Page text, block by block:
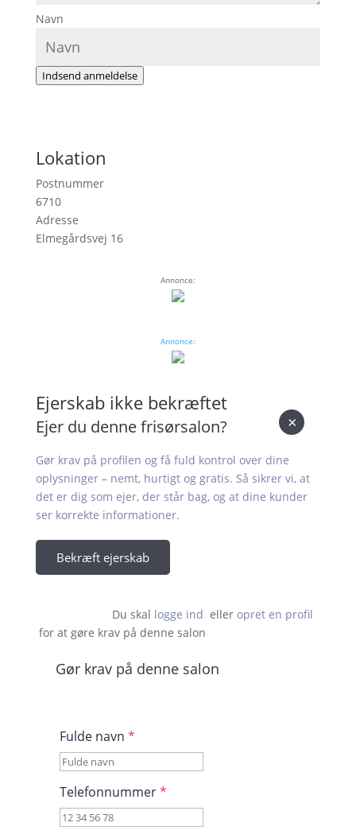
Navn
Indsend anmeldelse
Lokation
Postnummer
6710
Adresse
Elmegårdsvej 16
Annonce:
Annonce:
Ejerskab ikke bekræftet
Ejer du denne frisørsalon?
Gør krav på profilen og få fuld kontrol over dine
oplysninger – nemt, hurtigt og gratis. Så sikrer vi, at
det er dig som ejer, der står bag, og at dine kunder
ser korrekte informationer.
Bekræft ejerskab
Du skal logge ind eller opret en profil
for at gøre krav på denne salon
Gør krav på denne salon
×
Fulde navn *
Telefonnummer*